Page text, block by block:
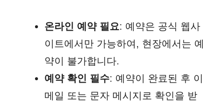
온라인 예약 필요: 예약은 공식 웹사
이트에서만 가능하여, 현장에서는 예
약이 불가합니다.
예약 확인 필수: 예약이 완료된 후 이
메일 또는 문자 메시지로 확인을 받